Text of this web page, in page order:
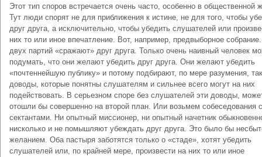
Этот тип споров встречается очень часто, особенно в общественной
Тут люди спорят не для приближения к истине, не для того, чтобы
друг друга, а исключительно, чтобы убедить слушателей или
них то или иное впечатление. Вот, например, предвыборное
двух партий «сражают» друг друга. Только очень наивный человек
подумать, что они желают убедить друг друга. Они желают убедить
«почтеннейшую публику» и потому подбирают, по мере разумения,
доводы, которые понятны слушателям и сильнее всего могут на них
подействовать. В серьезном споре без слушателей эти доводы,
отошли бы совершенно на второй план. Или возьмем собеседования с
сектантами. Ни опытный миссионер, ни опытный начетник
нисколько и не помышляют убеждать друг друга. Это было бы
желанием. Оба пастыря заботятся только о «стаде», хотят убедить
слушателей или, по крайней мере, произвести на них то или иное